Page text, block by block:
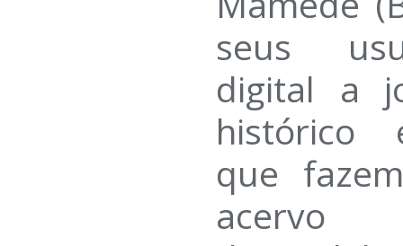
seus
digital a
histórico
que
acervo